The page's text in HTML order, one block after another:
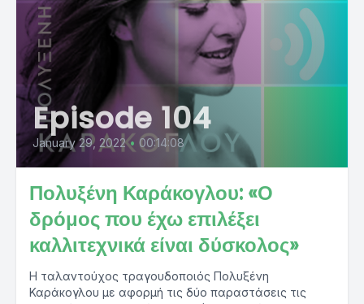
Episode 104
January 29, 2022 • 00:14:08
Πολυξένη Καράκογλου: «Ο
δρόμος που έχω επιλέξει
καλλιτεχνικά είναι δύσκολος»
Η ταλαντούχος τραγουδοποιός Πολυξένη
Καράκογλου με αφορμή τις δύο παραστάσεις τις